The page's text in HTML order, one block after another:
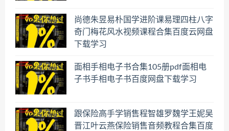
尚德朱昱易朴国学进阶课易理四柱八字
奇门梅花风水视频课程合集百度云网盘
下载学习
面相手相电子书合集105册pdf面相电
子书手相电子书百度网盘下载学习
跟保险高手学销售程智雄罗魏学王妮吴
晋江叶云燕保险销售音频教程合集百度